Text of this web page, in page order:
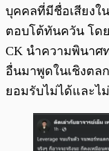
บุคคลที่มีชื่อเสียงใ
ตอบโต้ทันควัน โด
CK นำความพินาศ
อื่นมาพูดในเชิงตล
ยอมรับไม่ได้และไ